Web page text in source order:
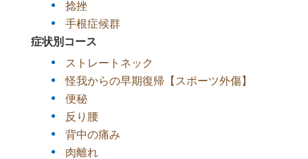
捻挫
手根症候群
症状別コース
ストレートネック
怪我からの早期復帰【スポーツ外傷】
便秘
反り腰
背中の痛み
肉離れ